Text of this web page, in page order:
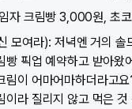
자 크림빵 3,000원, 초
모여라): 저녁엔 거의 솔
빵 픽업 예약하고 받아왔
림이 어마어마하더라고
이라 질리지 않고 먹은 것